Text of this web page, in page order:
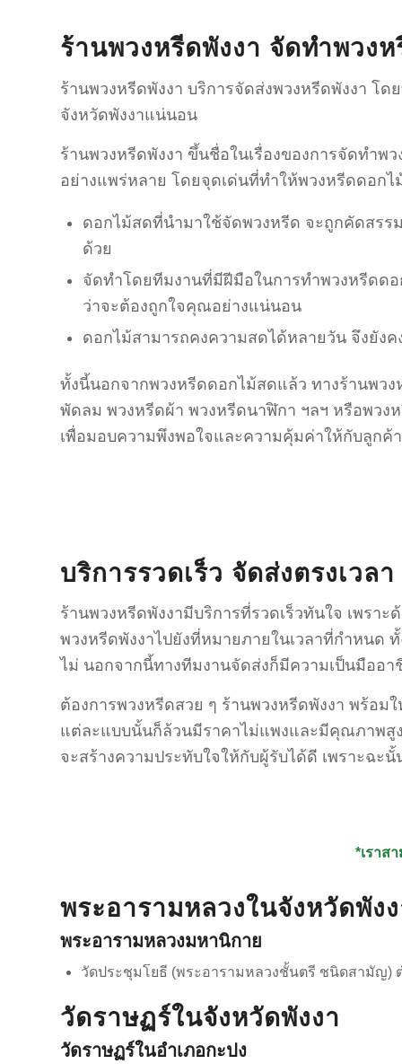
ร้านพวงหรีดพังงา จัดทำพวง
ร้านพวงหรีดพังงา บริการจัดส่งพวงหรีดพังงา โ
จังหวัดพังงาแน่นอน
ร้านพวงหรีดพังงา ขึ้นชื่อในเรื่องของการจัดทำ
อย่างแพร่หลาย โดยจุดเด่นที่ทำให้พวงหรีดดอก
ดอกไม้สดที่นำมาใช้จัดพวงหรีด จะถูกคัดสรร
ด้วย
จัดทำโดยทีมงานที่มีฝีมือในการทำพวงหรีดด
ว่าจะต้องถูกใจคุณอย่างแน่นอน
ดอกไม้สามารถคงความสดได้หลายวัน จึงยัง
ทั้งนี้นอกจากพวงหรีดดอกไม้สดแล้ว ทางร้านพวง
พัดลม พวงหรีดผ้า พวงหรีดนาฬิกา ฯลฯ หรือพวง
เพื่อมอบความพึงพอใจและความคุ้มค่าให้กับลูกค้
บริการรวดเร็ว จัดส่งตรงเวลา
ร้านพวงหรีดพังงามีบริการที่รวดเร็วทันใจ เพรา
พวงหรีดพังงาไปยังที่หมายภายในเวลาที่กำหนด
ไม่ นอกจากนี้ทางทีมงานจัดส่งก็มีความเป็นมืออ
ต้องการพวงหรีดสวย ๆ ร้านพวงหรีดพังงา พร้อ
แต่ละแบบนั้นก็ล้วนมีราคาไม่แพงและมีคุณภาพสู
จะสร้างความประทับใจให้กับผู้รับได้ดี เพราะฉะ
*เราส
พระอารามหลวงในจังหวัดพัง
พระอารามหลวงมหานิกาย
วัดประชุมโยธี (พระอารามหลวงชั้นตรี ชนิดสามัญ)
วัดราษฏร์ในจังหวัดพังงา
วัดราษฏร์ในอำเภอกะปง